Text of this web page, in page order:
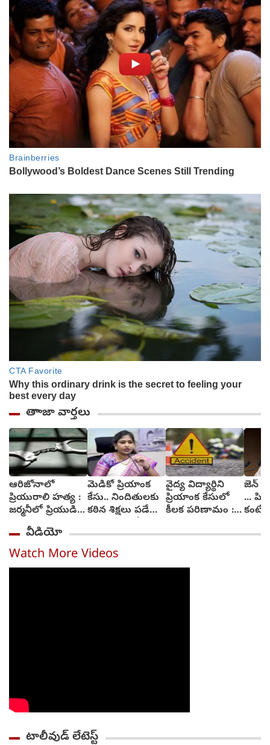
తాాజా వార్తలు
ఆరిజోనాలో
ప్రియురాలి హత్య :
జర్మనీలో ప్రియుడి
అరెస్టు
మెడికో ప్రియాంక
కేసు.. నిందితులకు
కఠిన శిక్షలు పడేలా
మంత్రి అనిత
వైద్య విద్యార్థిని
ప్రియాంక కేసులో
కీలక పరిణామం :
పోలీసులు
జెన్
...
కంటే
వీడియో
Watch More Videos
టాలీవుడ్ లేటెస్ట్